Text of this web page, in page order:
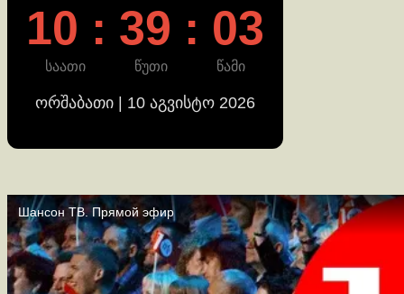
10 : 39 : 04
საათი წუთი წამი
ორშაბათი | 10 აგვისტო 2026